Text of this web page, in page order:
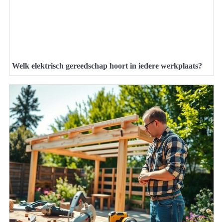
Welk elektrisch gereedschap hoort in iedere werkplaats?